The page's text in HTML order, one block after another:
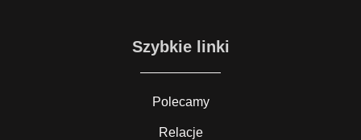
Szybkie linki
Polecamy
Relacje